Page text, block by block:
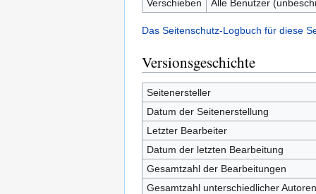
Verschieben
Alle Benutzer
Das Seitenschutz-Logbuch für diese
Versionsgeschichte
Seitenersteller
Datum der Seitenerstellung
Letzter Bearbeiter
Datum der letzten Bearbeitung
Gesamtzahl der Bearbeitungen
Gesamtzahl unterschiedlicher Autoren